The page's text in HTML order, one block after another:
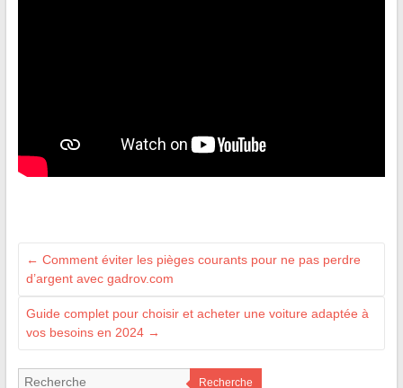
← Comment éviter les pièges courants pour ne pas perdre
d’argent avec gadrov.com
Guide complet pour choisir et acheter une voiture adaptée à
vos besoins en 2024 →
Recherche